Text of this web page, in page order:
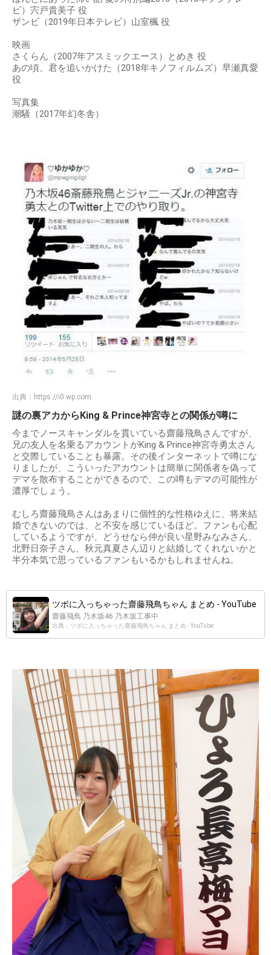
ビ）宍戸貴美子 役
ザンビ（2019年日本テレビ）山室楓 役
映画
さくらん（2007年アスミックエース）とめき 役
あの頃、君を追いかけた（2018年キノフィルムズ）早瀬真愛
役
写真集
潮騒（2017年幻冬舎）
出典： https://i0.wp.com
謎の裏アカからKing & Prince神宮寺との関係が噂に
今までノースキャンダルを貫いている齋藤飛鳥さんですが、
兄の友人を名乗るアカウントがKing & Prince神宮寺勇太さん
と交際していることも暴露。その後インターネットで噂にな
りましたが、こういったアカウントは簡単に関係者を偽って
デマを散布することができるので、この噂もデマの可能性が
濃厚でしょう。
むしろ齋藤飛鳥さんはあまりに個性的な性格ゆえに、将来結
婚できないのでは、と不安を感じているほど。ファンも心配
しているようですが、どうせなら仲が良い星野みなみさん、
北野日奈子さん、秋元真夏さん辺りと結婚してくれないかと
半分本気で思っているファンもいるかもしれませんね。
ツボに入っちゃった齋藤飛鳥ちゃん まとめ - YouTube
齋藤飛鳥 乃木坂46 乃木坂工事中
出典：ツボに入っちゃった齋藤飛鳥ちゃん まとめ - YouTube